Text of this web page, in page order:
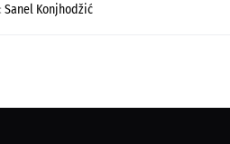
Sanel Konjhodžić